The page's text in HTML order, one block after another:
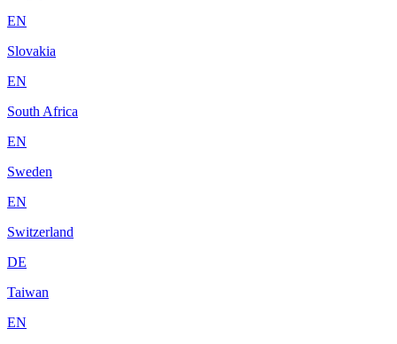
EN
Slovakia
EN
South Africa
EN
Sweden
EN
Switzerland
DE
Taiwan
EN